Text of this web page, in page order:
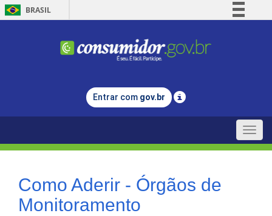
BRASIL
Comunica BR
Legislação
Entrar com gov.br
Toggle
Como Aderir - Órgãos de
Monitoramento